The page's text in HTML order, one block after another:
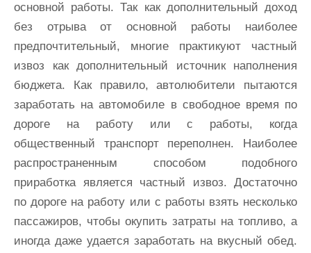
основной работы. Так как дополнительный доход
без отрыва от основной работы наиболее
предпочтительный, многие практикуют частный
извоз как дополнительный источник наполнения
бюджета. Как правило, автолюбители пытаются
заработать на автомобиле в свободное время по
дороге на работу или с работы, когда
общественный транспорт переполнен. Наиболее
распространенным способом подобного
приработка является частный извоз. Достаточно
по дороге на работу или с работы взять несколько
пассажиров, чтобы окупить затраты на топливо, а
иногда даже удается заработать на вкусный обед.